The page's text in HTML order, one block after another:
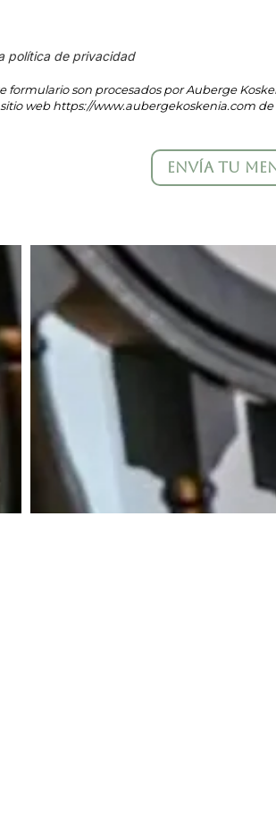
política de privacidad
formulario son procesados por Auberge
web https://www.aubergekoskenia.com